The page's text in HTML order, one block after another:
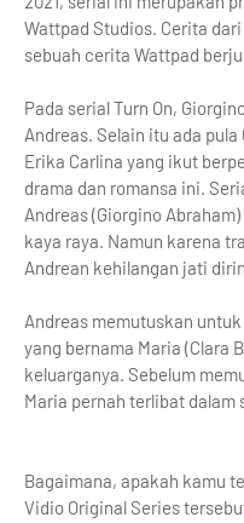
Wattpad Studios. Cerita
sebuah cerita Wattpad
Pada serial Turn On,
Andreas. Selain itu ada
Erika Carlina yang ikut
drama dan romansa ini.
Andreas (Giorgino
kaya raya. Namun karena
Andrean kehilangan jati
Andreas memutuskan
yang bernama Maria (Clara
keluarganya. Sebelum
Maria pernah terlibat dalam
Bagaimana, apakah kamu
Vidio Original Series